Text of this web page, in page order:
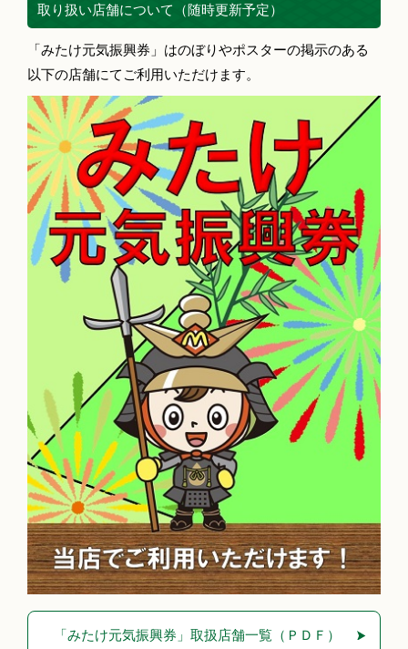
取り扱い店舗について（随時更新予定）
「みたけ元気振興券」はのぼりやポスターの掲示のある
以下の店舗にてご利用いただけます。
「みたけ元気振興券」取扱店舗一覧（ＰＤＦ）